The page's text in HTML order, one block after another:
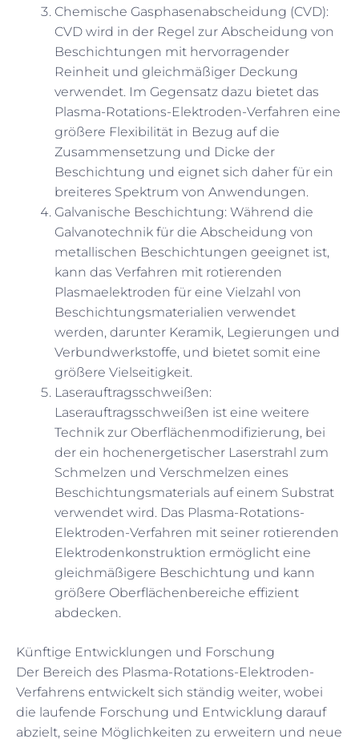
Chemische Gasphasenabscheidung (CVD):
CVD wird in der Regel zur Abscheidung von
Beschichtungen mit hervorragender
Reinheit und gleichmäßiger Deckung
verwendet. Im Gegensatz dazu bietet das
Plasma-Rotations-Elektroden-Verfahren eine
größere Flexibilität in Bezug auf die
Zusammensetzung und Dicke der
Beschichtung und eignet sich daher für ein
breiteres Spektrum von Anwendungen.
Galvanische Beschichtung: Während die
Galvanotechnik für die Abscheidung von
metallischen Beschichtungen geeignet ist,
kann das Verfahren mit rotierenden
Plasmaelektroden für eine Vielzahl von
Beschichtungsmaterialien verwendet
werden, darunter Keramik, Legierungen und
Verbundwerkstoffe, und bietet somit eine
größere Vielseitigkeit.
Laserauftragsschweißen:
Laserauftragsschweißen ist eine weitere
Technik zur Oberflächenmodifizierung, bei
der ein hochenergetischer Laserstrahl zum
Schmelzen und Verschmelzen eines
Beschichtungsmaterials auf einem Substrat
verwendet wird. Das Plasma-Rotations-
Elektroden-Verfahren mit seiner rotierenden
Elektrodenkonstruktion ermöglicht eine
gleichmäßigere Beschichtung und kann
größere Oberflächenbereiche effizient
abdecken.
Künftige Entwicklungen und Forschung
Der Bereich des Plasma-Rotations-Elektroden-
Verfahrens entwickelt sich ständig weiter, wobei
die laufende Forschung und Entwicklung darauf
abzielt, seine Möglichkeiten zu erweitern und neue